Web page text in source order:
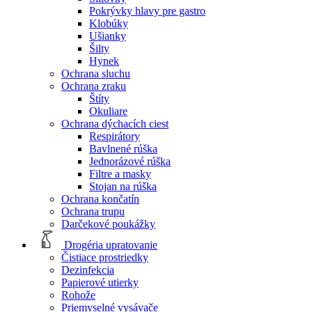
Pokrývky hlavy pre gastro
Klobúky
Ušianky
Šilty
Hynek
Ochrana sluchu
Ochrana zraku
Štíty
Okuliare
Ochrana dýchacích ciest
Respirátory
Bavlnené rúška
Jednorázové rúška
Filtre a masky
Stojan na rúška
Ochrana končatín
Ochrana trupu
Darčekové poukážky
Drogéria upratovanie
Čistiace prostriedky
Dezinfekcia
Papierové utierky
Rohože
Priemyselné vysávače